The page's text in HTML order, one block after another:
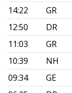
14:22
GR
12:50
DR
11:03
GR
10:39
NH
09:34
GE